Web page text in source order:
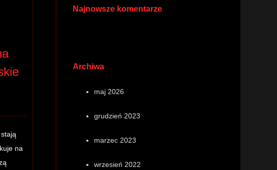
na
Najnowsze komentarze
Archiwa
maj 2026
grudzień 2023
marzec 2023
wrzesień 2022